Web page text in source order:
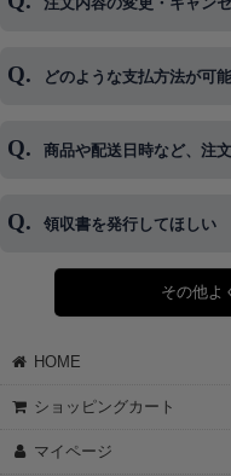
◆下記ページより、ログイ
◆即日発送を行なってい
※発送後、発送準備が完
どのような支払方法が可
◆代金引換・クレジットカ
商品や配送日時など、注
◆商品発送前の変更は承っ
さい。
領収書を発行してほしい
◆領収書はご希望頂いた
【これからご注文する場合
願いします。
②宛名（空欄は上様は不可
その他よ
HOME
ショッピングカート
マイページ